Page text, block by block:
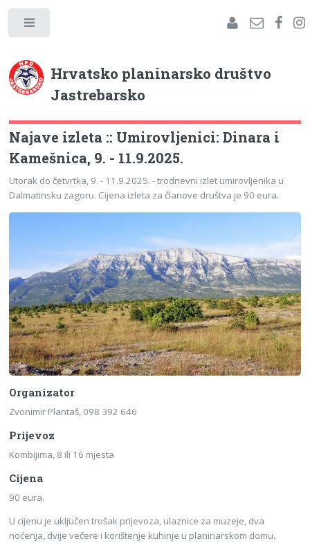
Hrvatsko planinarsko društvo
Jastrebarsko
Najave izleta :: Umirovljenici: Dinara i
Kamešnica, 9. - 11.9.2025.
Utorak do četvrtka, 9. - 11.9.2025. - trodnevni izlet umirovljenika u
Dalmatinsku zagoru. Cijena izleta za članove društva je 90 eura.
Organizator
Zvonimir Plantaš, 098 392 646
Prijevoz
Kombijima, 8 ili 16 mjesta
Cijena
90 eura.
U cijenu je uključen trošak prijevoza, ulaznice za muzeje, dva
noćenja, dvije večere i korištenje kuhinje u planinarskom domu.